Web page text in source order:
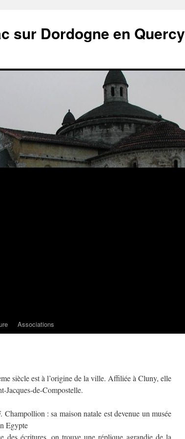
sur Dordogne en Quercy
Associations
siècle est à l’origine de la ville. Affiliée à Cluny, elle
Jacques-de-Compostelle.
: sa maison natale est devenue un musée
Egypte
écritures, on trouve une réplique agrandie de la